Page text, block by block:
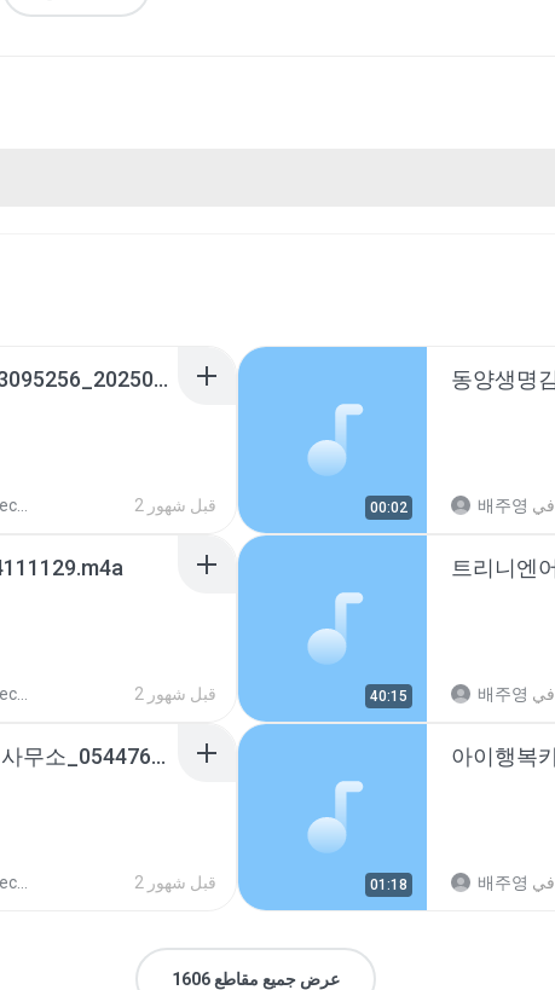
현진키즈어린이집_01063095256_20250528183445.m4a
2 قبل شهور 00:02 배주영 في
2 قبل شهور 40:15 배주영 في
삼구트리니엔아파트관리사무소_0544760039_20251016184232.m4a
2 قبل شهور 01:18 배주영 في
عرض جميع مقاطع 1606